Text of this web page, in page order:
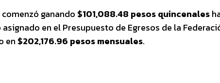
ganando $101,088.48 pesos quincenales
en el Presupuesto de Egresos de la
en $202,176.96 pesos mensuales.